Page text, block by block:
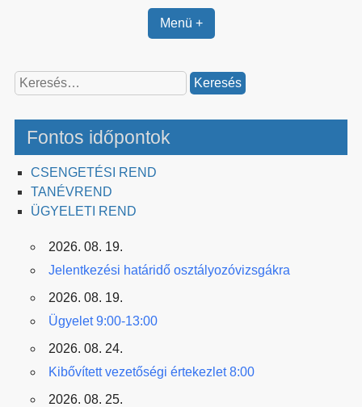
Menü +
Keresés:
Fontos időpontok
CSENGETÉSI REND
TANÉVREND
ÜGYELETI REND
2026. 08. 19.
Jelentkezési határidő osztályozóvizsgákra
2026. 08. 19.
Ügyelet 9:00-13:00
2026. 08. 24.
Kibővített vezetőségi értekezlet 8:00
2026. 08. 25.